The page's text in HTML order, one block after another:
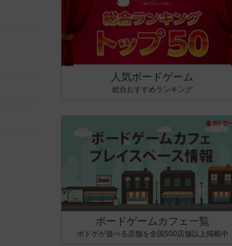
人気ボードゲーム
総合おすすめランキング
ボードゲームカフェ一覧
ボドゲが遊べる店舗を全国500店舗以上掲載中